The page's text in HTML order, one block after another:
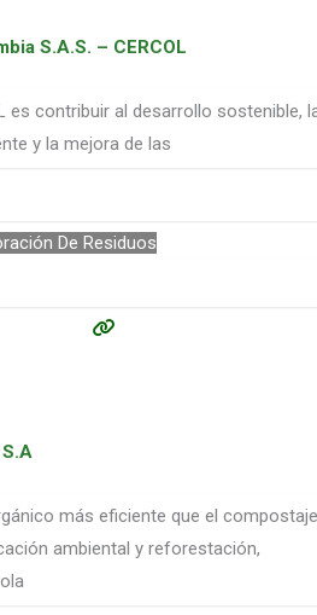
S.A.S. – CERCOL
es contribuir al desarrollo sostenible,
y la mejora de las
De Residuos
más eficiente que el compostaje
ambiental y reforestación,